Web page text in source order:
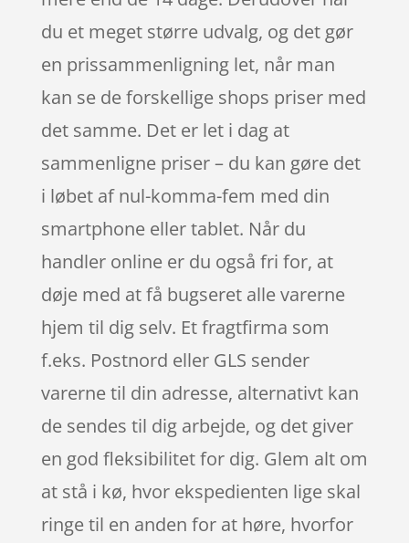
du et meget større udvalg, og det gør
en prissammenligning let, når man
kan se de forskellige shops priser med
det samme. Det er let i dag at
sammenligne priser – du kan gøre det
i løbet af nul-komma-fem med din
smartphone eller tablet. Når du
handler online er du også fri for, at
døje med at få bugseret alle varerne
hjem til dig selv. Et fragtfirma som
f.eks. Postnord eller GLS sender
varerne til din adresse, alternativt kan
de sendes til dig arbejde, og det giver
en god fleksibilitet for dig. Glem alt om
at stå i kø, hvor ekspedienten lige skal
ringe til en anden for at høre, hvorfor